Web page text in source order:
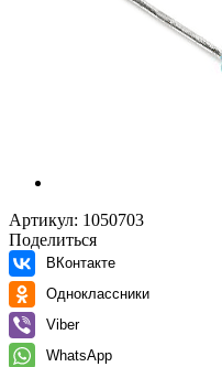
Артикул: 1050703
Поделиться
ВКонтакте
Одноклассники
Viber
WhatsApp